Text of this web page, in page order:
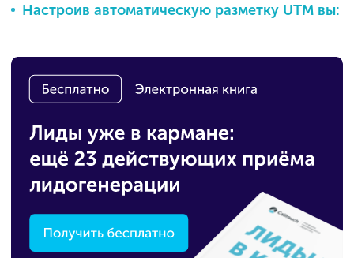
Настроив автоматическую разметку UTM вы: